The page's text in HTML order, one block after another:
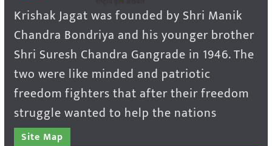
Krishak Jagat was founded by Shri Manik
Chandra Bondriya and his younger brother
Shri Suresh Chandra Gangrade in 1946. The
two were like minded and patriotic
freedom fighters that after their freedom
struggle wanted to help the nations
Site Map